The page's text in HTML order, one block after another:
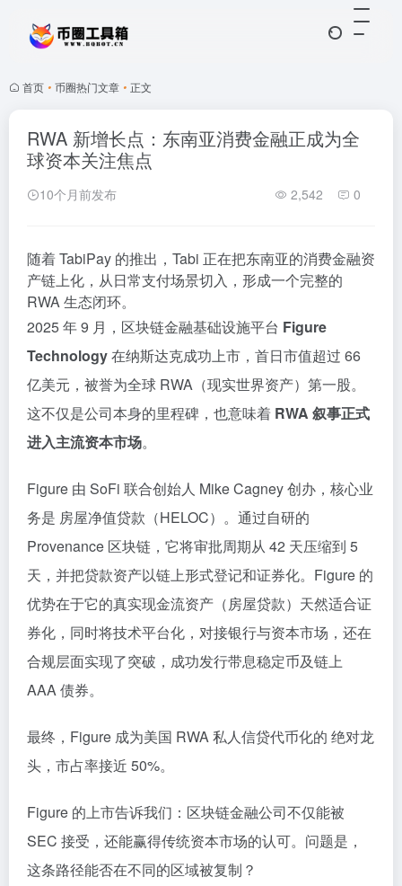
首页 • 币圈热门文章 • 正文
RWA 新增长点：东南亚消费金融正成为全
球资本关注焦点
10个月前发布 2,542 0
随着 TabiPay 的推出，Tabi 正在把东南亚的消费金融资
产链上化，从日常支付场景切入，形成一个完整的
RWA 生态闭环。
2025 年 9 月，区块链金融基础设施平台 Figure
Technology在纳斯达克成功上市，首日市值超过 66
亿美元，被誉为全球 RWA（现实世界资产）第一股。
这不仅是公司本身的里程碑，也意味着 RWA 叙事正式
进入主流资本市场。
Figure 由 SoFi 联合创始人 Mike Cagney 创办，核心业
务是 房屋净值贷款（HELOC）。通过自研的
Provenance 区块链，它将审批周期从 42 天压缩到 5
天，并把贷款资产以链上形式登记和证券化。Figure 的
优势在于它的真实现金流资产（房屋贷款）天然适合证
券化，同时将技术平台化，对接银行与资本市场，还在
合规层面实现了突破，成功发行带息稳定币及链上
AAA 债券。
最终，Figure 成为美国 RWA 私人信贷代币化的 绝对龙
头，市占率接近 50%。
Figure 的上市告诉我们：区块链金融公司不仅能被
SEC 接受，还能赢得传统资本市场的认可。问题是，
这条路径能否在不同的区域被复制？